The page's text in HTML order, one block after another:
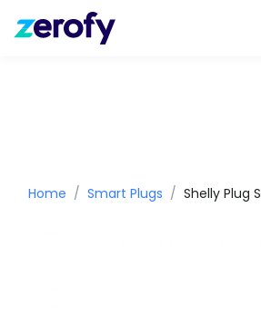
Home Smart Plugs Shelly Plug S